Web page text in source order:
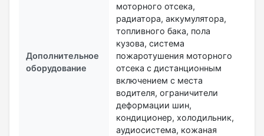
Дополнительное
оборудование
моторного отсека,
радиатора, аккумулятора,
топливного бака, пола
кузова, система
пожаротушения моторного
отсека с дистанционным
включением с места
водителя, ограничители
деформации шин,
кондиционер, холодильник,
аудиосистема, кожаная